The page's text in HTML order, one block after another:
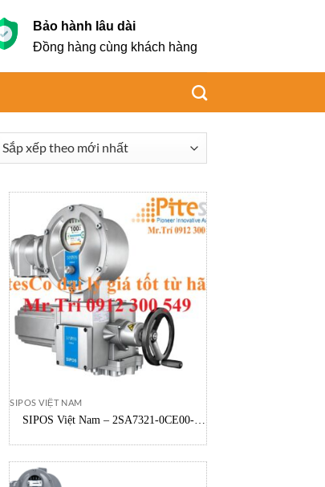
Bảo hành lâu dài
Đồng hàng cùng khách hàng
SIPOS VIỆT NAM
SIPOS Việt Nam – 2SA7321-0CE00-